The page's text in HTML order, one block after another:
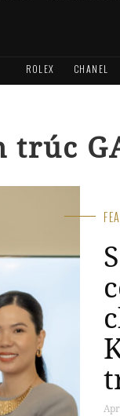
ROLEX CHANEL
trúc